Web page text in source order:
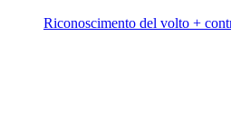
Riconoscimento del volto +